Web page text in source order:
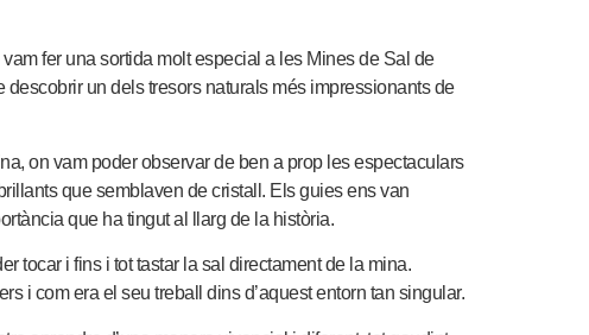
fer una sortida molt especial a les Mines de Sal de
un dels tresors naturals més impressionants de
on vam poder observar de ben a prop les espectaculars
que semblaven de cristall. Els guies ens van
que ha tingut al llarg de la història.
tocar i fins i tot tastar la sal directament de la mina.
i com era el seu treball dins d’aquest entorn tan singular.